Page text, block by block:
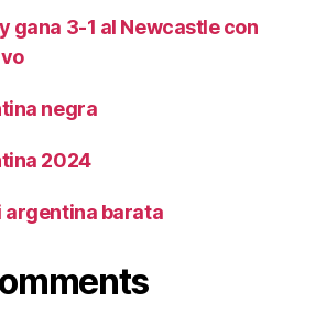
gana 3-1 al Newcastle con
negra
2024
argentina barata